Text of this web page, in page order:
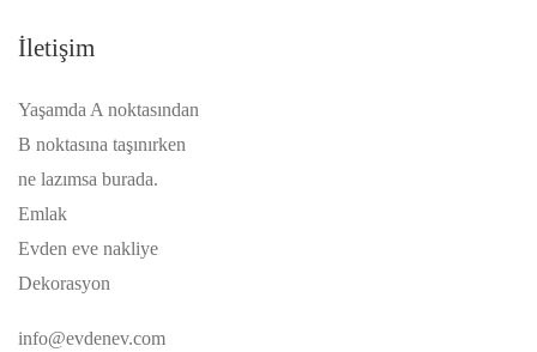
İletişim
Yaşamda A noktasından
B noktasına taşınırken
ne lazımsa burada.
Emlak
Evden eve nakliye
Dekorasyon
info@evdenev.com